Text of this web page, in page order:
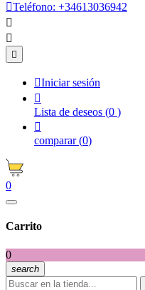
Teléfono: +34613036942



Iniciar sesión

Lista de deseos (0 )

comparar (0)
0
Carrito
0
search